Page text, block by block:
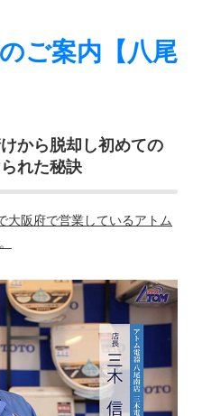
ご案内【八尾
から脱却し初めての
れた秘訣
大阪府で営業しているアトム